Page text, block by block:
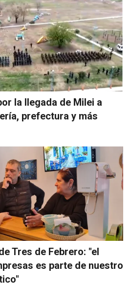
la llegada de Milei a
prefectura y más
Tres de Febrero: "el
es parte de nuestro